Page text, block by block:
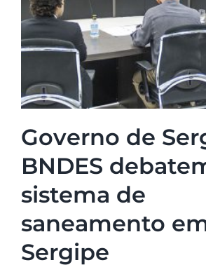
Governo de
BNDES
sistema de
saneamento
Sergipe